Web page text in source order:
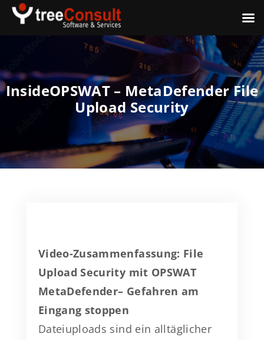
InsideOPSWAT – MetaDefender File
Upload Security
Video-Zusammenfassung: File
Upload Security mit OPSWAT
MetaDefender– Gefahren am
Eingang stoppen
Dateiuploads sind ein alltäglicher